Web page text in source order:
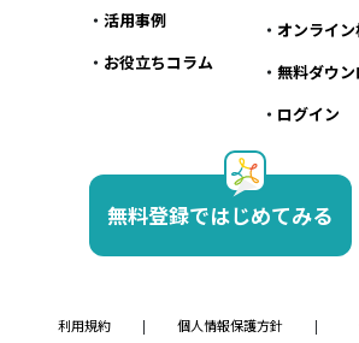
・ 活用事例
・ お役立ちコラム
・ オンライ
・ 無料ダウ
・ ログイン
無料登録ではじめてみる
利用規約 | 個人情報保護方針 |